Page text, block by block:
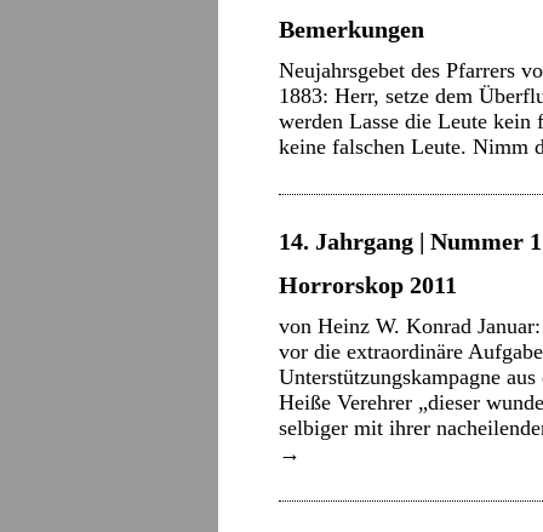
Bemerkungen
Neujahrsgebet des Pfarrers
1883: Herr, setze dem
werden Lasse die Leute kein
keine falschen Leute.
14. Jahrgang | Nummer
Horrorskop 2011
von Heinz W. Konrad
vor die extraordinäre
Unterstützungskampagne
Heiße Verehrer „dieser
selbiger mit ihrer
→